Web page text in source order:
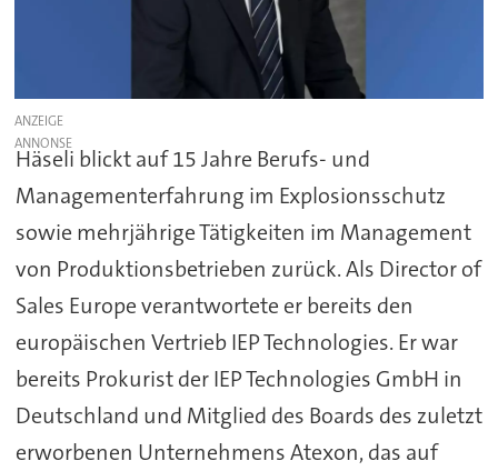
ANZEIGE
Häseli blickt auf 15 Jahre Berufs- und
Managementerfahrung im Explosionsschutz
sowie mehrjährige Tätigkeiten im Management
von Produktionsbetrieben zurück. Als Director of
Sales Europe verantwortete er bereits den
europäischen Vertrieb IEP Technologies. Er war
bereits Prokurist der IEP Technologies GmbH in
Deutschland und Mitglied des Boards des zuletzt
erworbenen Unternehmens Atexon, das auf